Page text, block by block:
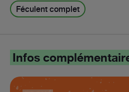
Féculent complet
Infos